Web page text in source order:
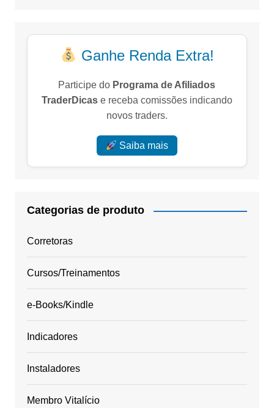
Ganhe Renda Extra!
Participe do Programa de Afiliados
TraderDicase receba comissões indicando
novos traders.
Saiba mais
Categorias de produto
Corretoras
Cursos/Treinamentos
e-Books/Kindle
Indicadores
Instaladores
Membro Vitalício